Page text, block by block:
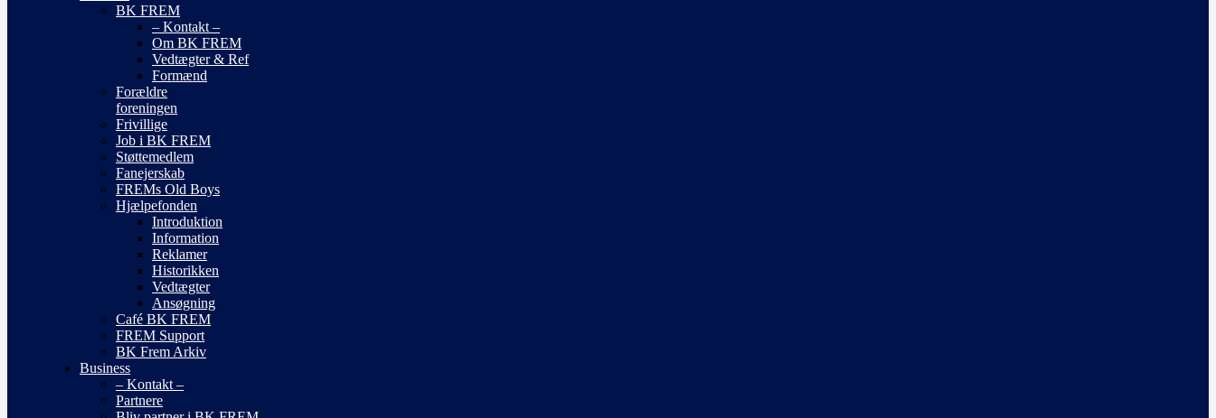
BK FREM
– Kontakt –
Om BK FREM
Vedtægter & Ref
Formænd
Forældre
foreningen
Frivillige
Job i BK FREM
Støttemedlem
Fanejerskab
FREMs Old Boys
Hjælpefonden
Introduktion
Information
Reklamer
Historikken
Vedtægter
Ansøgning
Café BK FREM
FREM Support
BK Frem Arkiv
Business
– Kontakt –
Partnere